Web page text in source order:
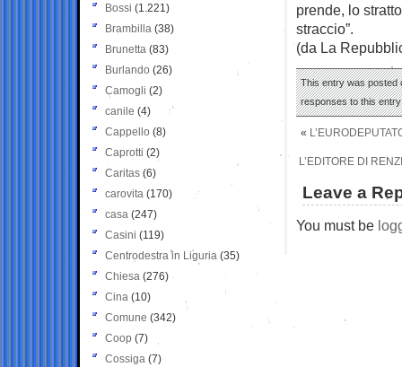
prende, lo
straccio”.
(da La
This entry was posted
responses to this
«
L’EDITORE DI
Leave a
You must be
Bossi (1.221)
Brambilla (38)
Brunetta (83)
Burlando (26)
Camogli (2)
canile (4)
Cappello (8)
Caprotti (2)
Caritas (6)
carovita (170)
casa (247)
Casini (119)
Centrodestra in Liguria (35)
Chiesa (276)
Cina (10)
Comune (342)
Coop (7)
Cossiga (7)